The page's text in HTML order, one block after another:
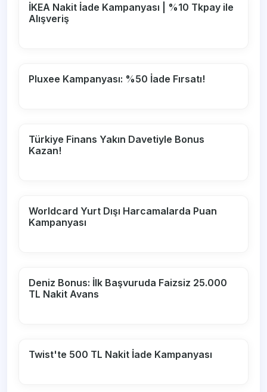
İKEA Nakit İade Kampanyası | %10 Tkpay ile
Alışveriş
Pluxee Kampanyası: %50 İade Fırsatı!
Türkiye Finans Yakın Davetiyle Bonus
Kazan!
Worldcard Yurt Dışı Harcamalarda Puan
Kampanyası
Deniz Bonus: İlk Başvuruda Faizsiz 25.000
TL Nakit Avans
Twist'te 500 TL Nakit İade Kampanyası